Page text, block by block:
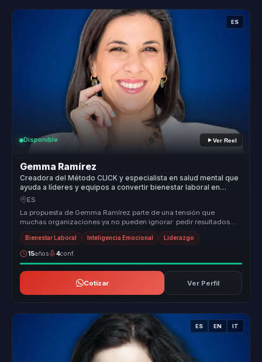
ES
Disponible Ver Reel
Gemma Ramírez
Creadora del Método CLICK y especialista en salud mental que
ayuda a líderes y equipos a convertir bienestar laboral en
productividad, foco y resiliencia.
ES
La propuesta de Gemma Ramírez parte de una tensión que
muchas organizaciones ya no pueden ignorar: pedir resultados
altos en contextos do...
Bienestar Laboral Inteligencia Emocional Liderazgo
15años 4conf.
Cotizar Ver Perfil
ES EN IT